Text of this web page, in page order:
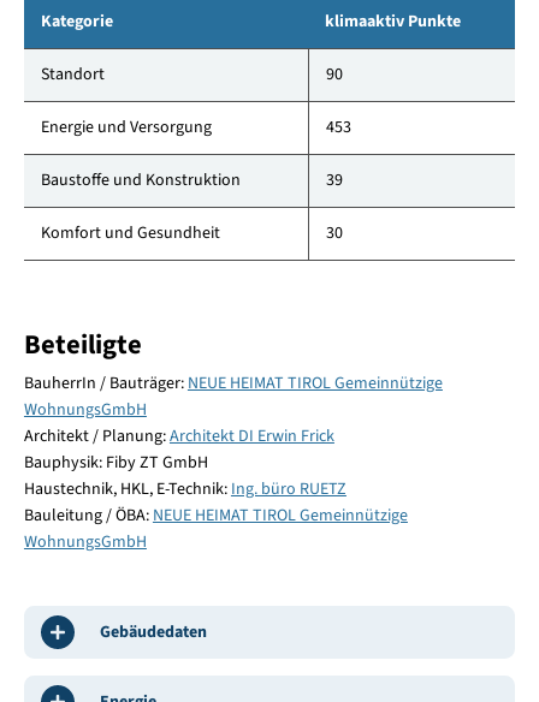
Kategorie klimaaktiv Punkte
Standort 90
Energie und Versorgung 453
Baustoffe und Konstruktion 39
Komfort und Gesundheit 30
Beteiligte
BauherrIn / Bauträger: NEUE HEIMAT TIROL Gemeinnützige
WohnungsGmbH
Architekt / Planung:Architekt DI Erwin Frick
Bauphysik: Fiby ZT GmbH
Haustechnik, HKL, E-Technik: Ing. büro RUETZ
Bauleitung / ÖBA: NEUE HEIMAT TIROL Gemeinnützige
WohnungsGmbH
Gebäudedaten